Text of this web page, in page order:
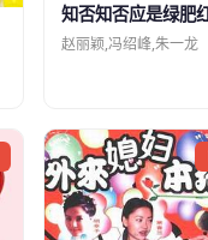
知否知否应是绿肥
赵丽颖,冯绍峰,朱一龙